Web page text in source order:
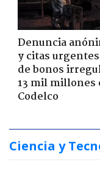
Denuncia
y citas
de bonos
13 mil millones
Codelco
Ciencia y